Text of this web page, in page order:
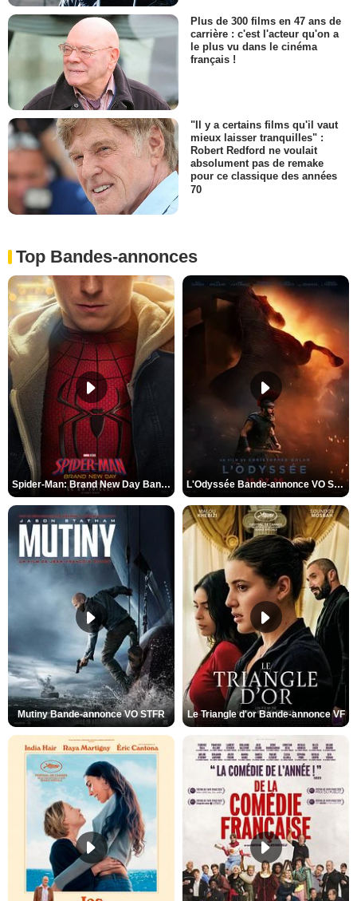
Plus de 300 films en 47 ans de
carrière : c'est l'acteur qu'on a
le plus vu dans le cinéma
français !
"Il y a certains films qu'il vaut
mieux laisser tranquilles" :
Robert Redford ne voulait
absolument pas de remake
pour ce classique des années
70
Top Bandes-annonces
Spider-Man: Brand New Day Bande-annonce VO STFR L'Odyssée Bande-annonce VO STFR
Mutiny Bande-annonce VO STFR Le Triangle d'or Bande-annonce VF